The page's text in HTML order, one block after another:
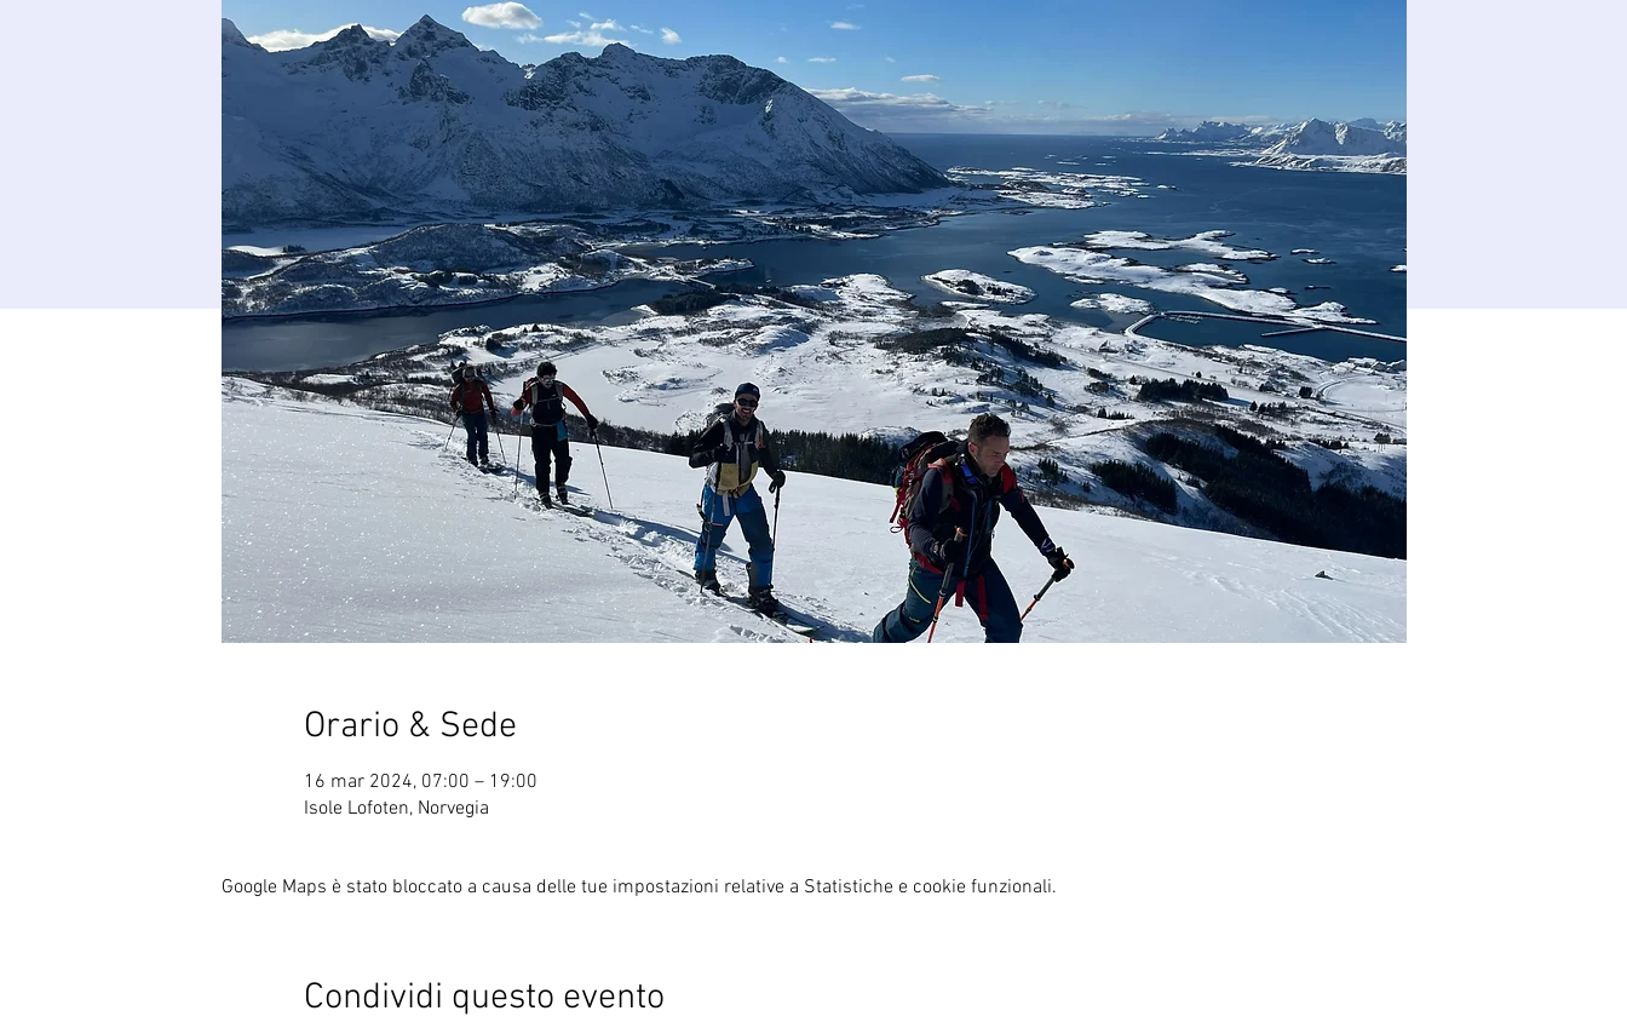
Orario & Sede
16 mar 2024, 07:00 – 19:00
Isole Lofoten, Norvegia
Google Maps è stato bloccato a causa delle tue impostazioni relative a Statistiche e cookie funzionali.
Condividi questo evento